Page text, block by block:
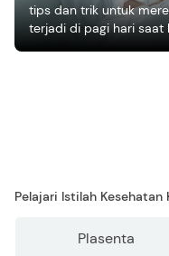
tips dan trik untuk
terjadi di pagi hari saat
Pelajari Istilah Kesehatan
Plasenta